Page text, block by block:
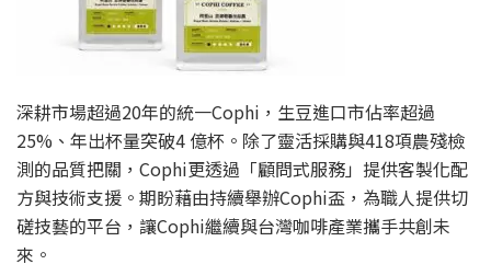
深耕市場超過20年的統一Cophi，生豆進口市佔率超過
25%、年出杯量突破4 億杯。除了靈活採購與418項農殘檢
測的品質把關，Cophi更透過「顧問式服務」提供客製化配
方與技術支援。期盼藉由持續舉辦Cophi盃，為職人提供切
磋技藝的平台，讓Cophi繼續與台灣咖啡產業攜手共創未
來。